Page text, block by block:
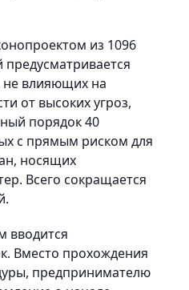
из 1096
не влияющих на
от высоких угроз,
порядок 40
с прямым риском для
носящих
Всего сокращается
вводится
Вместо прохождения
предпринимателю